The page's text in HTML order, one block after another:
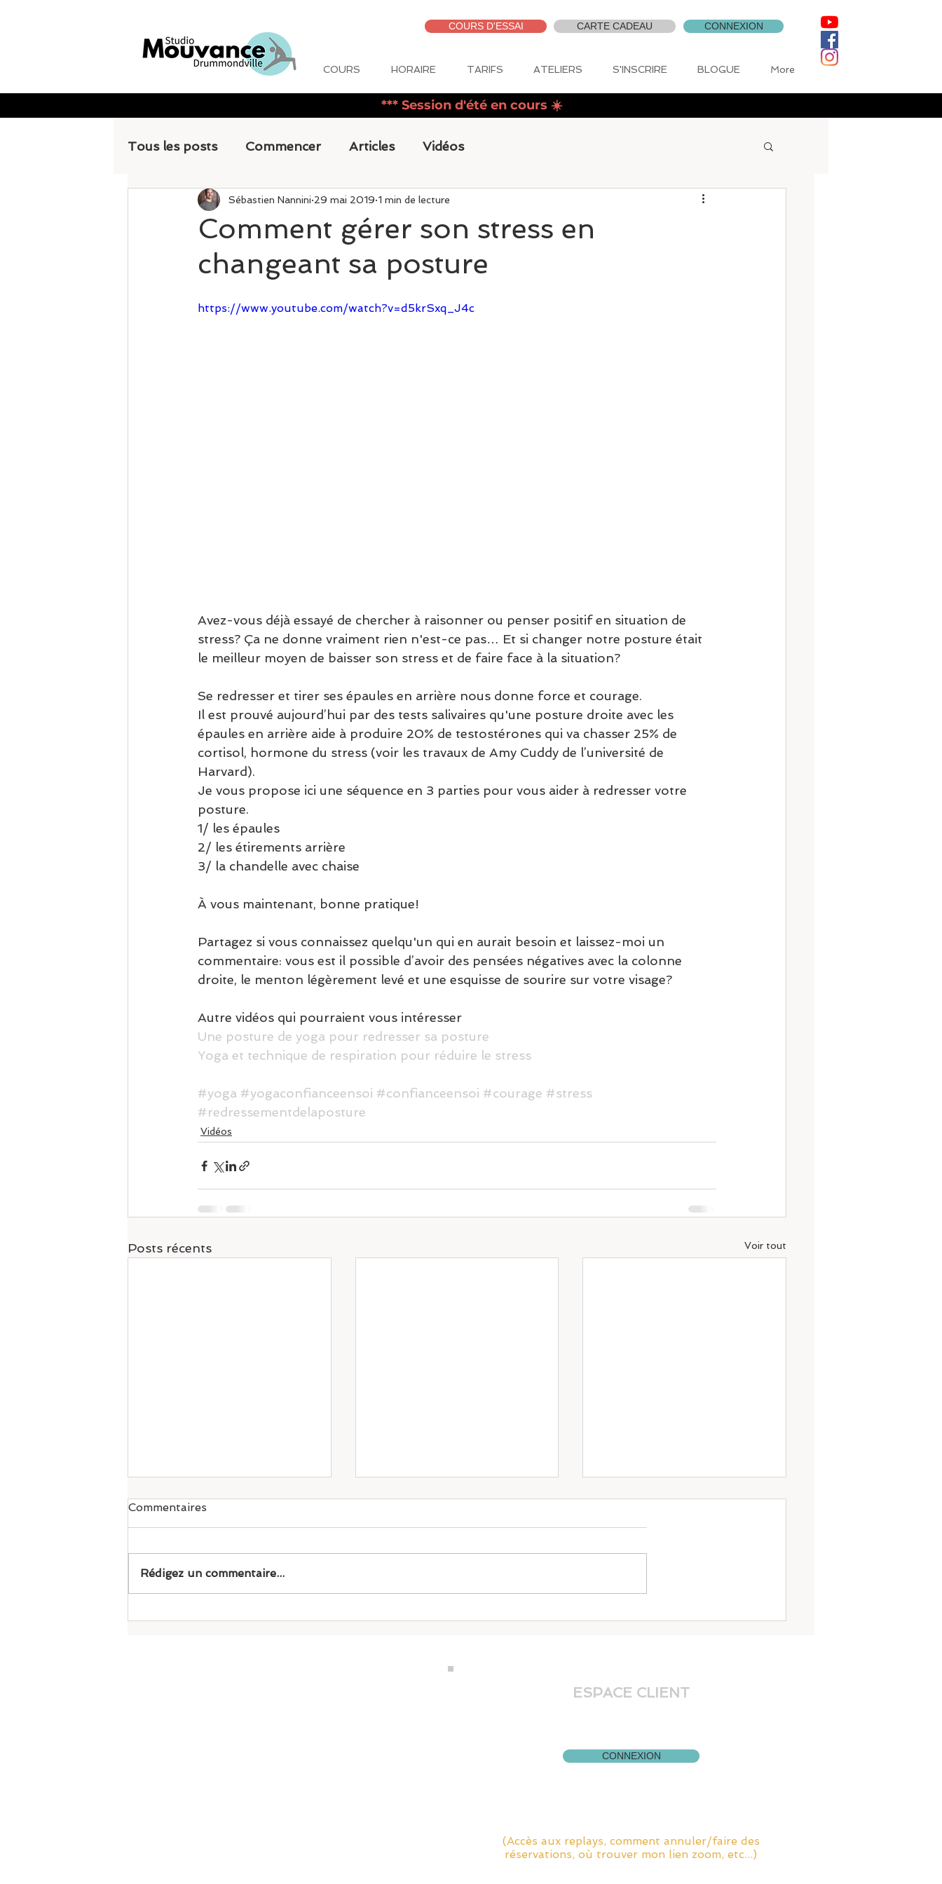
COURS D'ESSAI CARTE CADEAU CONNEXION
COURS HORAIRE TARIFS ATELIERS S'INSCRIRE BLOGUE More
*** Session d'été en cours ☀️
Tous les posts Commencer Articles Vidéos
Comment gérer son stress en
changeant sa posture
Sébastien Nannini 29 mai 2019 1 min de lecture
https://www.youtube.com/watch?v=d5krSxq_J4c
Avez-vous déjà essayé de chercher à raisonner ou penser positif en situation de
stress? Ça ne donne vraiment rien n'est-ce pas… Et si changer notre posture était
le meilleur moyen de baisser son stress et de faire face à la situation?
Se redresser et tirer ses épaules en arrière nous donne force et courage.
Il est prouvé aujourd’hui par des tests salivaires qu'une posture droite avec les
épaules en arrière aide à produire 20% de testostérones qui va chasser 25% de
cortisol, hormone du stress (voir les travaux de Amy Cuddy de l’université de
Harvard).
Je vous propose ici une séquence en 3 parties pour vous aider à redresser votre
posture.
1/ les épaules
2/ les étirements arrière
3/ la chandelle avec chaise
À vous maintenant, bonne pratique!
Partagez si vous connaissez quelqu'un qui en aurait besoin et laissez-moi un
commentaire: vous est il possible d’avoir des pensées négatives avec la colonne
droite, le menton légèrement levé et une esquisse de sourire sur votre visage?
Autre vidéos qui pourraient vous intéresser
Une posture de yoga pour redresser sa posture
Yoga et technique de respiration pour réduire le stress
#yoga #yogaconfianceensoi #confianceensoi #courage #stress
#redressementdelaposture
Vidéos
Posts récents Voir tout
Pilates
Yoga et respiration 2 Yoga et respiration 1
Commentaires
Rédigez un commentaire...
ESPACE CLIENT
CONNEXION
(Accès aux replays, comment annuler/faire des
réservations, où trouver mon lien zoom, etc...)